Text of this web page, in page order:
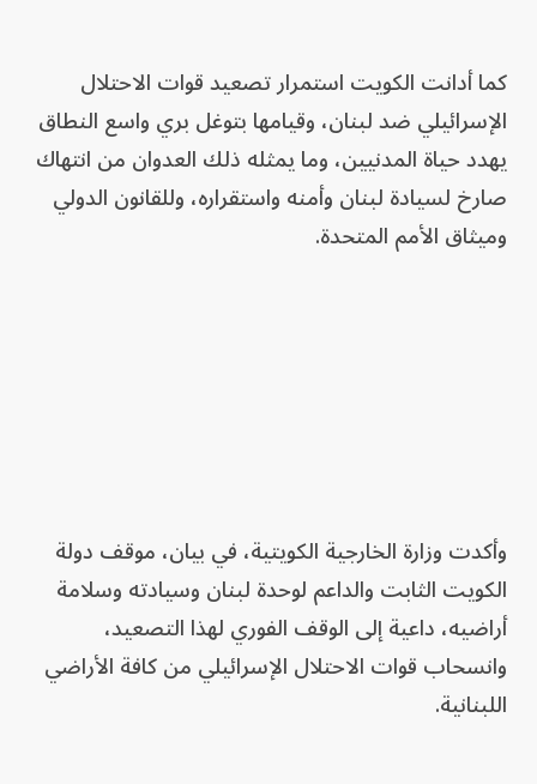
كما أدانت الكويت استمرار تصعيد قوات الاحتلال
الإسرائيلي ضد لبنان، وقيامها بتوغل بري واسع النطاق
يهدد حياة المدنيين، وما يمثله ذلك العدوان من انتهاك
صارخ لسيادة لبنان وأمنه واستقراره، وللقانون الدولي
وميثاق الأمم المتحدة.
وأكدت وزارة الخارجية الكويتية، في بيان، موقف دولة
الكويت الثابت والداعم لوحدة لبنان وسيادته وسلامة
أراضيه، داعية إلى الوقف الفوري لهذا التصعيد،
وانسحاب قوات الاحتلال الإسرائيلي من كافة الأراضي
اللبنانية.